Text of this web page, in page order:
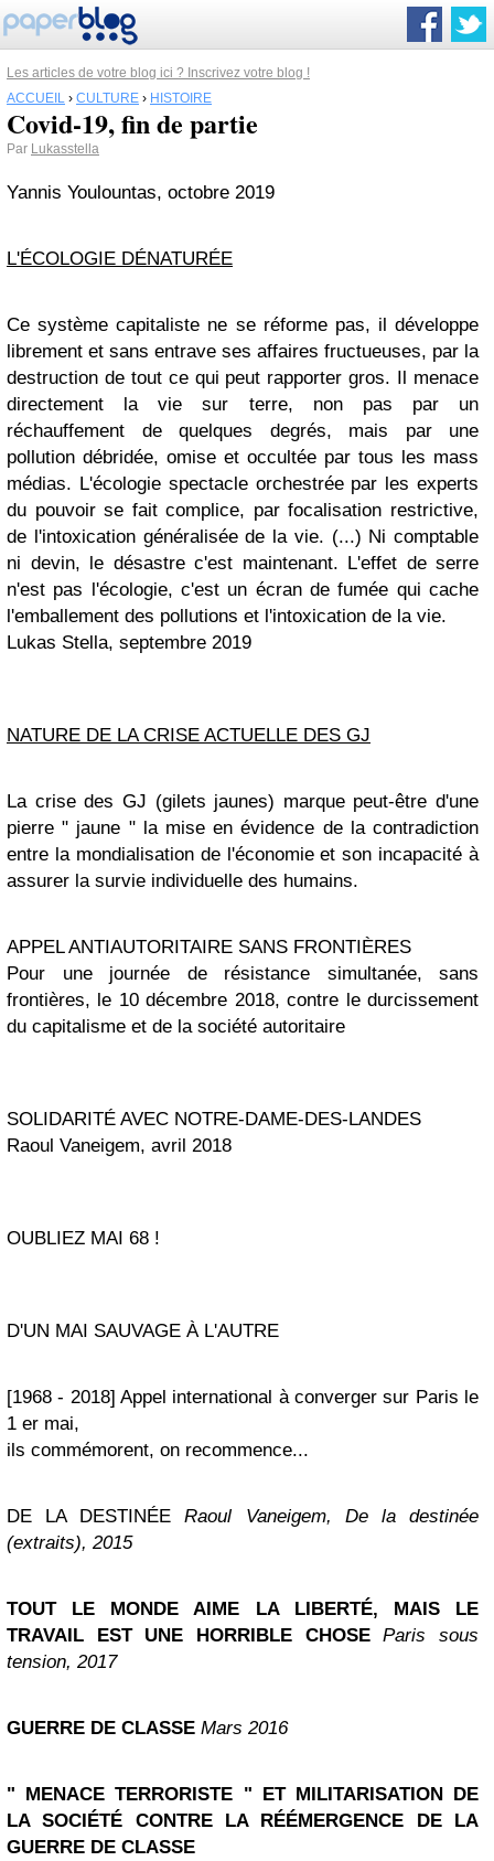
Les articles de votre blog ici ? Inscrivez votre blog !
ACCUEIL › CULTURE › HISTOIRE
Covid-19, fin de partie
Par Lukasstella
Yannis Youlountas, octobre 2019
L'ÉCOLOGIE DÉNATURÉE
Ce système capitaliste ne se réforme pas, il développe
librement et sans entrave ses affaires fructueuses, par la
destruction de tout ce qui peut rapporter gros. Il menace
directement la vie sur terre, non pas par un
réchauffement de quelques degrés, mais par une
pollution débridée, omise et occultée par tous les mass
médias. L'écologie spectacle orchestrée par les experts
du pouvoir se fait complice, par focalisation restrictive,
de l'intoxication généralisée de la vie. (...) Ni comptable
ni devin, le désastre c'est maintenant. L'effet de serre
n'est pas l'écologie, c'est un écran de fumée qui cache
l'emballement des pollutions et l'intoxication de la vie.
Lukas Stella, septembre 2019
NATURE DE LA CRISE ACTUELLE DES GJ
La crise des GJ (gilets jaunes) marque peut-être d'une
pierre " jaune " la mise en évidence de la contradiction
entre la mondialisation de l'économie et son incapacité à
assurer la survie individuelle des humains.
APPEL ANTIAUTORITAIRE SANS FRONTIÈRES
Pour une journée de résistance simultanée, sans
frontières, le 10 décembre 2018, contre le durcissement
du capitalisme et de la société autoritaire
SOLIDARITÉ AVEC NOTRE-DAME-DES-LANDES
Raoul Vaneigem, avril 2018
OUBLIEZ MAI 68 !
D'UN MAI SAUVAGE À L'AUTRE
[1968 - 2018] Appel international à converger sur Paris le
1 er mai,
ils commémorent, on recommence...
DE LA DESTINÉERaoul Vaneigem, De la destinée
(extraits), 2015
TOUT LE MONDE AIME LA LIBERTÉ, MAIS LE
TRAVAIL EST UNE HORRIBLE CHOSE
Paris sous
tension, 2017
GUERRE DE CLASSE Mars 2016
" MENACE TERRORISTE " ET MILITARISATION DE
LA SOCIÉTÉ CONTRE LA RÉÉMERGENCE DE LA
GUERRE DE CLASSE